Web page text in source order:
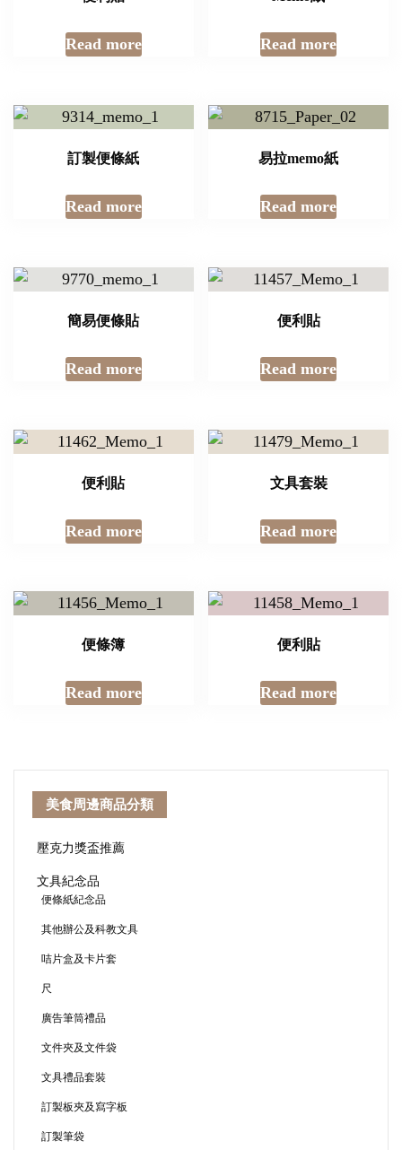
Read more Read more
訂製便條紙
Read more
易拉memo紙
Read more
簡易便條貼
Read more
便利貼
Read more
便利貼
Read more
文具套裝
Read more
便條簿
Read more
便利貼
Read more
美食周邊商品分類
壓克力獎盃推薦
文具紀念品
便條紙紀念品
其他辦公及科教文具
咭片盒及卡片套
尺
廣告筆筒禮品
文件夾及文件袋
文具禮品套裝
訂製板夾及寫字板
訂製筆袋